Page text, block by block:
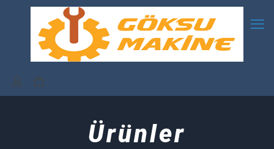
Ürünler